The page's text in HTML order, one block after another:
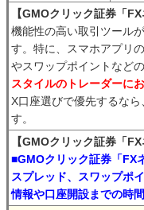
【GMOクリック証券「
機能性の高い取引ツール
す。特に、スマホアプリ
やスワップポイントなど
スタイルのトレーダーに
X口座選びで優先するな
す。
【GMOクリック証券「
■GMOクリック証券「FX
スプレッド、スワップポ
情報や口座開設までの時